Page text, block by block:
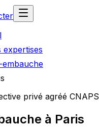
expertises
embauche
privé agréé CNAPS
à Paris